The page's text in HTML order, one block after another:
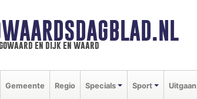
en dijk en waard
Gemeente Regio Specials Sport Uitgaan